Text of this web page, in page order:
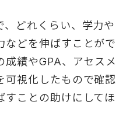
どれくらい、学力や
などを伸ばすことがで
成績やGPA、アセスメ
可視化したもので確認
すことの助けにしてほ